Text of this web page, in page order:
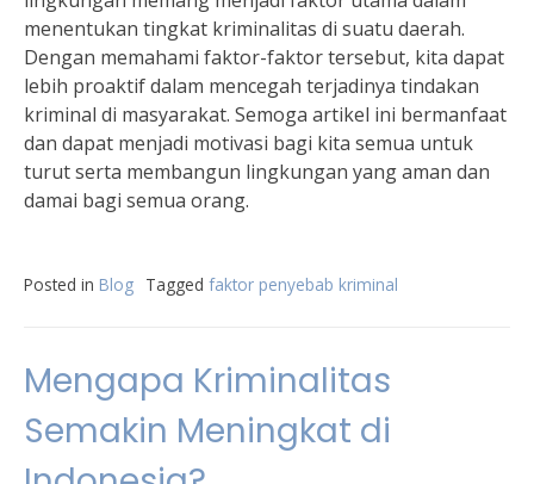
menentukan tingkat kriminalitas di suatu daerah.
Dengan memahami faktor-faktor tersebut, kita dapat
lebih proaktif dalam mencegah terjadinya tindakan
kriminal di masyarakat. Semoga artikel ini bermanfaat
dan dapat menjadi motivasi bagi kita semua untuk
turut serta membangun lingkungan yang aman dan
damai bagi semua orang.
Posted in Blog Tagged faktor penyebab kriminal
Mengapa Kriminalitas
Semakin Meningkat di